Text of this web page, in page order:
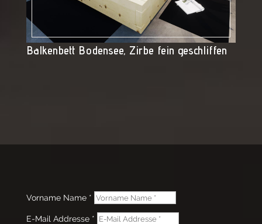
Balkenbett Bodensee, Zirbe fein geschliffen
Vorname Name *
E-Mail Addresse *